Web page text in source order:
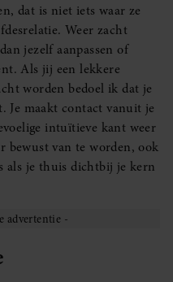
dat is niet iets waar ze
Weer zacht
jezelf aanpassen of
Als jij een lekkere
worden bedoel ik dat je
Je maakt contact vanuit je
intuïtieve kant weer
bewust van te worden, ook
als je thuis dichtbij je kern